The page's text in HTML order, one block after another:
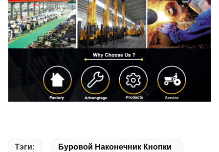
Тэги: Буровой Наконечник Кнопки